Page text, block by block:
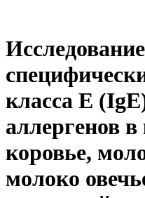
класса E
аллергенов
коровье,
молоко